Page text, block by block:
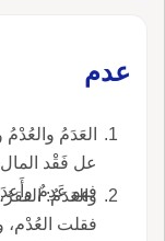
عدم
العَدَمُ
عل فَقْد
فهو عَدِمٌ وأَعدَم إذا افتقرَ، وأَعدَمَه غيرُه.
فقلت العُدْم،